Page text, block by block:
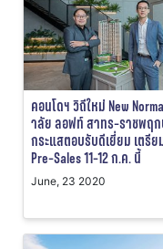
คอนโดฯ วิถีใหม่ New
าลัย ลอฟท์ สาทร-ราชพฤ
กระแสตอบรับดีเยี่ยม เตรีย
Pre-Sales 11-12 ก.ค. นี้
June, 23 2020